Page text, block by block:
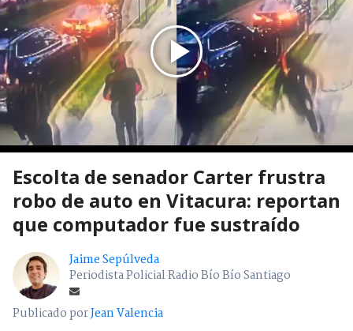
Escolta de senador Carter frustra
robo de auto en Vitacura: reportan
que computador fue sustraído
Jaime Sepúlveda
Periodista Policial Radio Bío Bío Santiago
Publicado porJean Valencia